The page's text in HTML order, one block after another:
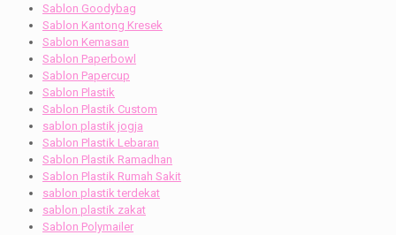
Sablon Goodybag
Sablon Kantong Kresek
Sablon Kemasan
Sablon Paperbowl
Sablon Papercup
Sablon Plastik
Sablon Plastik Custom
sablon plastik jogja
Sablon Plastik Lebaran
Sablon Plastik Ramadhan
Sablon Plastik Rumah Sakit
sablon plastik terdekat
sablon plastik zakat
Sablon Polymailer